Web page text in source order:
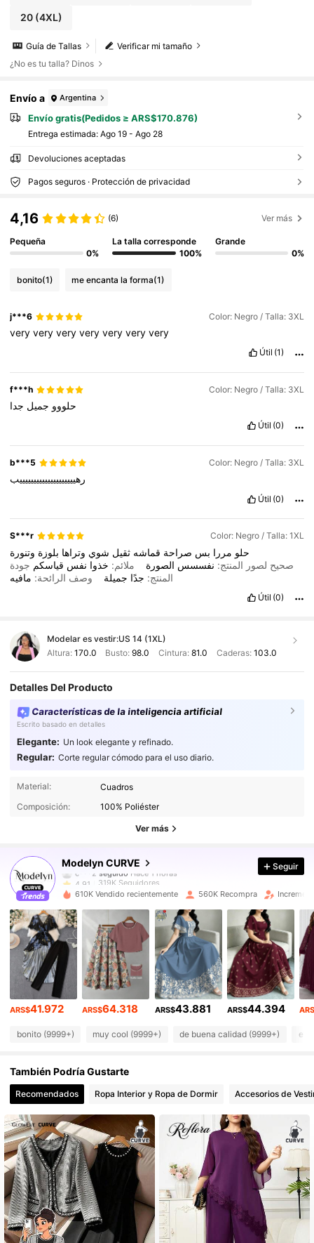
20(4XL)
Verificar mi tamaño
Guía de Tallas
¿No es tu talla? Dinos
Envío a Argentina
Envío gratis(Pedidos ≥ ARS$170.876)
Entrega estimada: Ago 19 - Ago 28
Devoluciones aceptadas
Pagos seguros · Protección de privacidad
4,16 (6) Ver más
Pequeña
0%
La talla corresponde
100%
Grande
0%
bonito(1) me encanta la forma(1)
j***6 Color: Negro / Talla: 3XL
veryveryveryveryveryveryvery
Útil (1)
f***h Color: Negro / Talla: 3XL
حلووو جميل جدا
Útil (0)
b***5 Color: Negro / Talla: 3XL
رهييييييييييييييييييييب
Útil (0)
S***r Color: Negro / Talla: 1XL
حلو مررا بس صراحة قماشه ثقيل شوي وتراها بلوزة وتنورة
صحيح لصور المنتج: نفسسس الصورة ملائم: خذوا نفس قياسكم جودة
المنتج: جدًا جميلة وصف الرائحة: مافيه
Útil (0)
Modelar es vestir:US 14 (1XL)
Altura: 170.0 Busto:98.0 Cintura: 81.0 Caderas: 103.0
Detalles Del Producto
Características de la inteligencia artificial
Escrito basado en detalles
Elegante: Un look elegante y refinado.
Regular: Corte regular cómodo para el uso diario.
Material:
Cuadros
Composición:
100% Poliéster
Ver más
Modelyn CURVE
319K Seguidores
4,91 319K Seguidores
4,91 319K Seguidores
4,91 319K Seguidores
4,91 319K Seguidores
4,91 319K Seguidores
319K Seguidores
4,91 319K Seguidores
Seguir
610K Vendido recientemente 560K Recompra
ARS$41.972 ARS$64.318 ARS$43.881 ARS$44.394
bonito (9999+) muy cool (9999+) de buena calidad (9999+)
También Podría Gustarte
Recomendados Ropa Interior y Ropa de Dormir Accesorios de